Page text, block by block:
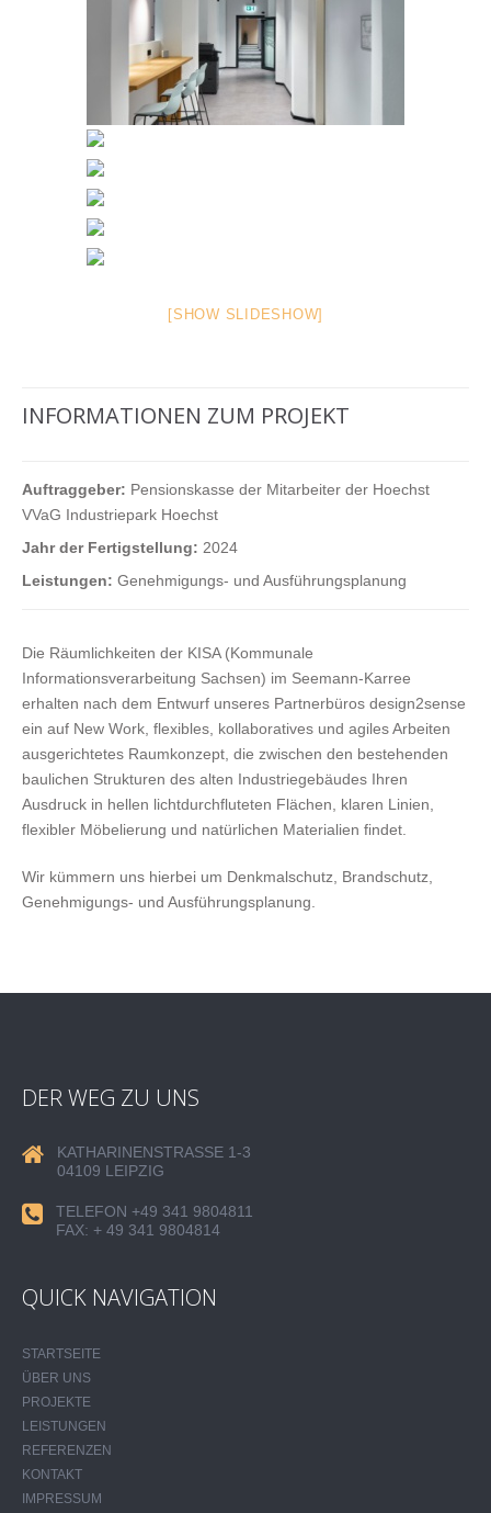
[SHOW SLIDESHOW]
INFORMATIONEN ZUM PROJEKT
Auftraggeber: Pensionskasse der Mitarbeiter der Hoechst
VVaG Industriepark Hoechst
Jahr der Fertigstellung: 2024
Leistungen: Genehmigungs- und Ausführungsplanung
Die Räumlichkeiten der KISA (Kommunale
Informationsverarbeitung Sachsen) im Seemann-Karree
erhalten nach dem Entwurf unseres Partnerbüros design2sense
ein auf New Work, flexibles, kollaboratives und agiles Arbeiten
ausgerichtetes Raumkonzept, die zwischen den bestehenden
baulichen Strukturen des alten Industriegebäudes Ihren
Ausdruck in hellen lichtdurchfluteten Flächen, klaren Linien,
flexibler Möbelierung und natürlichen Materialien findet.
Wir kümmern uns hierbei um Denkmalschutz, Brandschutz,
Genehmigungs- und Ausführungsplanung.
DER WEG ZU UNS
KATHARINENSTRASSE 1-3
04109 LEIPZIG
TELEFON +49 341 9804811
FAX: + 49 341 9804814
QUICK NAVIGATION
STARTSEITE
ÜBER UNS
PROJEKTE
LEISTUNGEN
REFERENZEN
KONTAKT
IMPRESSUM